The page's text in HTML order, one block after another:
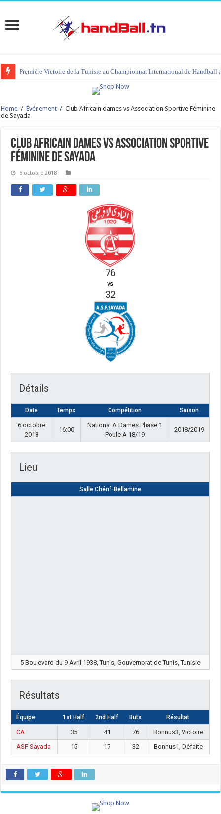
Première Victoire de la Tunisie au Championnat International de Handball
Home / Événement / Club Africain dames vs Association Sportive Féminine
de Sayada
Club Africain dames vs Association Sportive
Féminine de Sayada
6 octobre 2018
76
vs
32
Détails
Date Temps Compétition Saison
6 octobre
2018
16:00
National A Dames Phase 1
Poule A 18/19
2018/2019
Lieu
Salle Chérif-Bellamine
5 Boulevard du 9 Avril 1938, Tunis, Gouvernorat de Tunis, Tunisie
Résultats
Équipe 1st Half 2nd Half Buts Résultat
CA 35 41 76
Bonnus3, Victoire
ASF Sayada
15 17 32 Bonnus1, Défaite